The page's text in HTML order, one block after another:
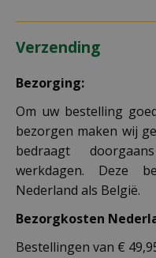
Verzending
Bezorging:
Om uw bestelling
bezorgen maken wij
bedraagt
werkdagen. Deze
Nederland als België.
Bezorgkosten
Bestellingen van €